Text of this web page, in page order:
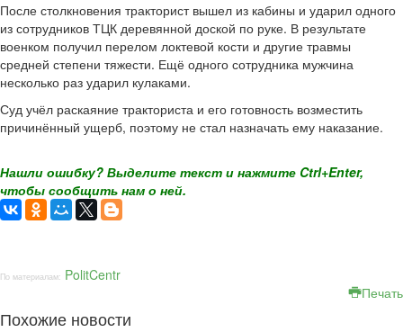
После столкновения тракторист вышел из кабины и ударил одного
из сотрудников ТЦК деревянной доской по руке. В результате
военком получил перелом локтевой кости и другие травмы
средней степени тяжести. Ещё одного сотрудника мужчина
несколько раз ударил кулаками.
Суд учёл раскаяние тракториста и его готовность возместить
причинённый ущерб, поэтому не стал назначать ему наказание.
Нашли ошибку? Выделите текст и нажмите Ctrl+Enter,
чтобы сообщить нам о ней.
По материалам: PolitCentr
Печать
Похожие новости